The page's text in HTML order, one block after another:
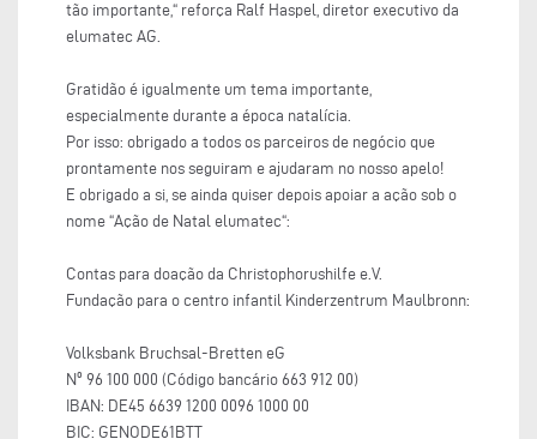
tão importante,“ reforça Ralf Haspel, diretor executivo da
elumatec AG.
Gratidão é igualmente um tema importante,
especialmente durante a época natalícia.
Por isso: obrigado a todos os parceiros de negócio que
prontamente nos seguiram e ajudaram no nosso apelo!
E obrigado a si, se ainda quiser depois apoiar a ação sob o
nome “Ação de Natal elumatec“:
Contas para doação da Christophorushilfe e.V.
Fundação para o centro infantil Kinderzentrum Maulbronn:
Volksbank Bruchsal-Bretten eG
Nº 96 100 000 (Código bancário 663 912 00)
IBAN: DE45 6639 1200 0096 1000 00
BIC: GENODE61BTT